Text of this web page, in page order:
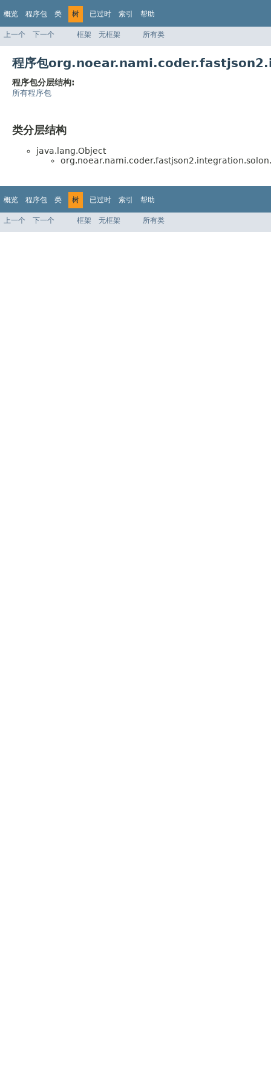
概览 程序包 类 树 已过时 索引 帮助
上一个 下一个 框架 无框架 所有类
程序包
程序包分层结构:
所有程序包
类分层结构
java.lang.Object
org.noear.nami.coder.fastjson2.integration.solon.
概览 程序包 类 树 已过时 索引 帮助
上一个 下一个 框架 无框架 所有类